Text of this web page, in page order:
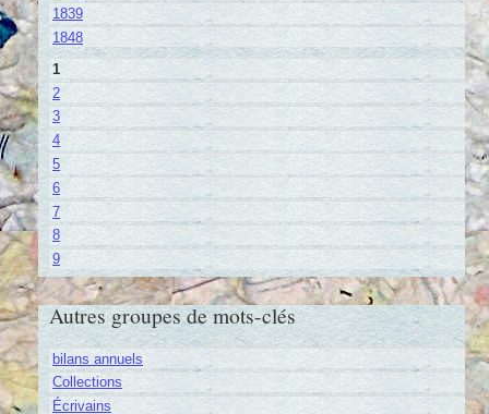
1839
1848
1
2
3
4
5
6
7
8
9
Autres groupes de mots-clés
bilans annuels
Collections
Écrivains